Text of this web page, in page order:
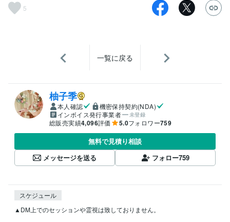
5
一覧に戻る
柚子季
本人確認
機密保持契約(NDA)
インボイス発行事業者
未登録
総販売実績4,096評価 5.0フォロワー759
無料で見積り相談
メッセージを送る
フォロー759
スケジュール
▲DM上でのセッションや霊視は致しておりません。